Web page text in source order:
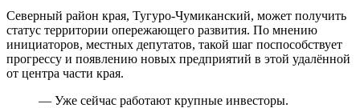
Северный район края, Тугуро-Чумиканский, может получить
статус территории опережающего развития. По мнению
инициаторов, местных депутатов, такой шаг поспособствует
прогрессу и появлению новых предприятий в этой удалённой
от центра части края.
— Уже сейчас работают крупные инвесторы.